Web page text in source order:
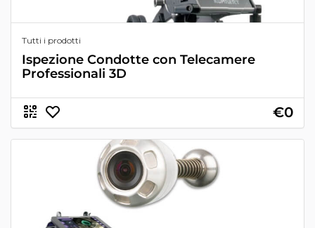
Tutti i prodotti
Ispezione Condotte con Telecamere
Professionali 3D
€0